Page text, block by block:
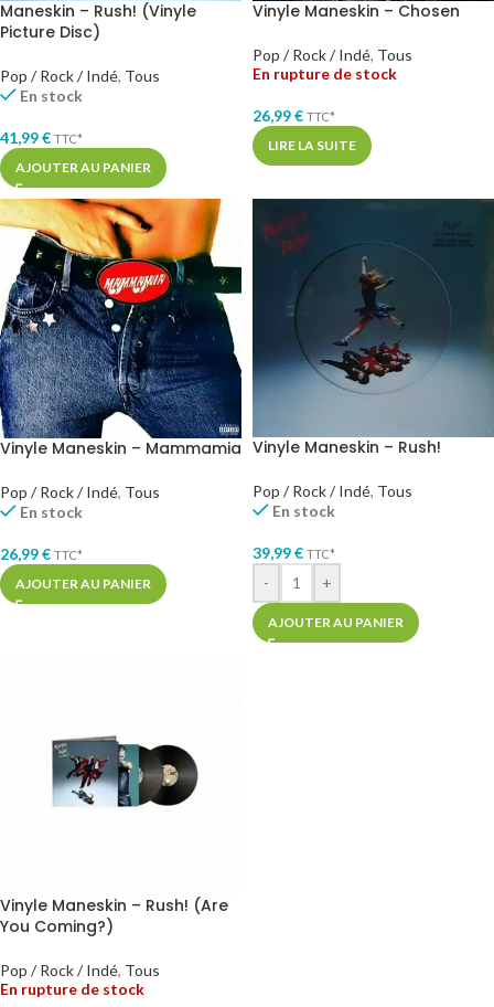
Maneskin – Rush! (Vinyle
Picture Disc)
Pop / Rock / Indé, Tous
En stock
41,99€ TTC*
AJOUTER AU PANIER
Vinyle Maneskin – Chosen
Pop / Rock / Indé, Tous
En rupture de stock
26,99€ TTC*
LIRE LA SUITE
Vinyle Maneskin – Mammamia
Pop / Rock / Indé, Tous
En stock
26,99€ TTC*
AJOUTER AU PANIER
Vinyle Maneskin – Rush!
Pop / Rock / Indé, Tous
En stock
39,99€ TTC*
- +
AJOUTER AU PANIER
Vinyle Maneskin – Rush! (Are
You Coming?)
Pop / Rock / Indé, Tous
En rupture de stock